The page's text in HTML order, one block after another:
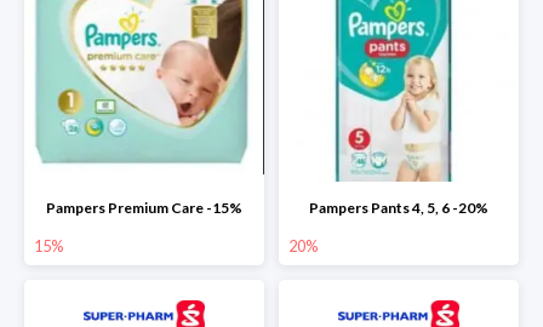
Pampers Premium Care -15%
15%
Pampers Pants 4, 5, 6 -20%
20%